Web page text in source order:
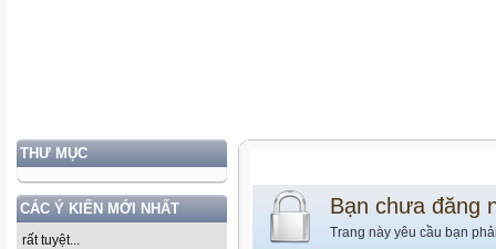
THƯ MỤC
CÁC Ý KIẾN MỚI NHẤT
rất tuyệt...
Bạn chưa đăng
Trang này yêu cầu bạn